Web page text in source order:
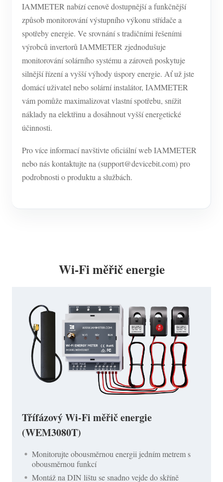
IAMMETER nabízí cenově dostupnější a funkčnější
způsob monitorování výstupního výkonu střídače a
spotřeby energie. Ve srovnání s tradičními řešeními
výrobců invertorů IAMMETER zjednodušuje
monitorování solárního systému a zároveň poskytuje
silnější řízení a vyšší výhody úspory energie. Ať už jste
domácí uživatel nebo solární instalátor, IAMMETER
vám pomůže maximalizovat vlastní spotřebu, snížit
náklady na elektřinu a dosáhnout vyšší energetické
účinnosti.
Pro více informací navštivte oficiální web IAMMETER
nebo nás kontaktujte na (support@devicebit.com) pro
podrobnosti o produktu a službách.
Wi-Fi měřič energie
Třífázový Wi-Fi měřič energie
(WEM3080T)
Monitorujte obousměrnou energii jedním metrem s
obousměrnou funkcí
Montáž na DIN lištu se snadno vejde do skříně